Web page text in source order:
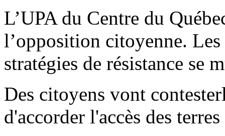
L’UPA du Centre du
l’opposition citoyenne.
stratégies de résistance se
Des citoyens vont
d'accorder l'accès des